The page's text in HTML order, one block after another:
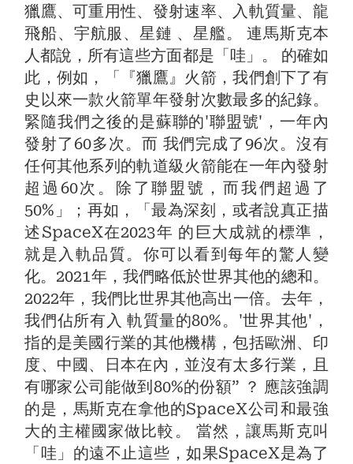
獵鷹、可重用性、發射速率、入軌質量、龍
飛船、宇航服、星鏈 、星艦。 連馬斯克本
人都說，所有這些方面都是「哇」。 的確如
此，例如，「『獵鷹』火箭，我們創下了有
史以來一款火箭單年發射次數最多的紀錄。
緊隨我們之後的是蘇聯的'聯盟號'，一年內
發射了60多次。而 我們完成了96次。沒有
任何其他系列的軌道級火箭能在一年內發射
超過60次。除了聯盟號，而我們超過了
50%」；再如，「最為深刻，或者說真正描
述SpaceX在2023年 的巨大成就的標準，
就是入軌品質。你可以看到每年的驚人變
化。2021年，我們略低於世界其他的總和。
2022年，我們比世界其他高出一倍。去年，
我們佔所有入 軌質量的80%。'世界其他'，
指的是美國行業的其他機構，包括歐洲、印
度、中國、日本在內，並沒有太多行業，且
有哪家公司能做到80%的份額” ？ 應該強調
的是，馬斯克在拿他的SpaceX公司和最強
大的主權國家做比較。 當然，讓馬斯克叫
「哇」的遠不止這些，如果SpaceX是為了